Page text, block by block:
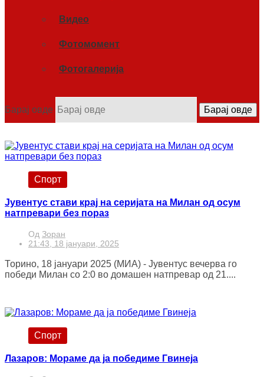
Видео
Фотомомент
Фотогалерија
Барај овде Барај овде
Спорт
Јувентус стави крај на серијата на Милан од осум
натпревари без пораз
Од Зоран
21:43, 18 јануари, 2025
Торино, 18 јануари 2025 (МИА) - Јувентус вечерва го
победи Милан со 2:0 во домашен натпревар од 21....
Спорт
Лазаров: Мораме да ја победиме Гвинеја